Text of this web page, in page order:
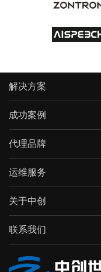
解决方案
成功案例
代理品牌
运维服务
关于中创
联系我们